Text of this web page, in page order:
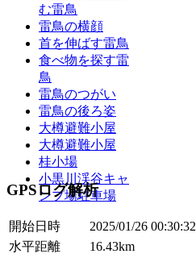
む雷鳥
雷鳥の横顔
首を伸ばす雷鳥
食べ物を探す雷
鳥
雷鳥のつがい
雷鳥の後ろ姿
大樽避難小屋
大樽避難小屋
桂小場
小黒川渓谷キャ
ンプ場駐車場
GPSログ解析
開始日時 2025/01/26 00:30:32
水平距離
16.43km